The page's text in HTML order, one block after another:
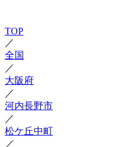
TOP
／
全国
／
大阪府
／
河内長野市
／
松ケ丘中町
／